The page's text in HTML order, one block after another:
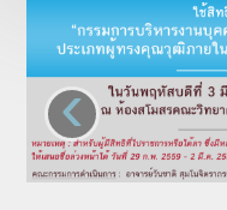
ดาวน์โหลด
ติดต่อ
หน้าหลัก
‹